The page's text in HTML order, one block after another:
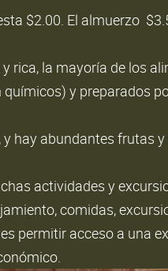
$2.00. El almuerzo
rica, la mayoría de los
y preparados
hay abundantes frutas y
actividades y
comidas,
permitir acceso a una